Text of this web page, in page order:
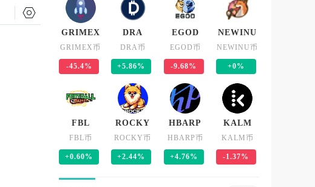
GRIMEX
GRIMEX币
-45.4%
DRA
DRA币
+5.86%
EGOD
EGOD币
-9.68%
NEWINU
NEWINU币
+0%
FBL
FBL币
+0.60%
ROCKY
ROCKY币
+2.44%
HBARP
HBARP币
+4.76%
KALM
KALM币
-1.37%